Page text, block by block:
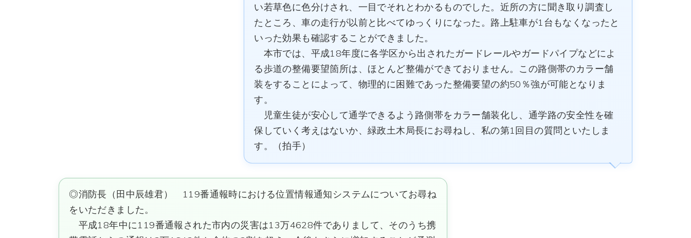
い若草色に色分けされ、一目でそれとわかるものでした。近所の方に聞き取り調査し
たところ、車の走行が以前と比べてゆっくりになった。路上駐車が1台もなくなったと
いった効果も確認することができました。
本市では、平成18年度に各学区から出されたガードレールやガードパイプなどによ
る歩道の整備要望箇所は、ほとんど整備ができておりません。この路側帯のカラー舗
装をすることによって、物理的に困難であった整備要望の約50％強が可能となりま
す。
児童生徒が安心して通学できるよう路側帯をカラー舗装化し、通学路の安全性を確
保していく考えはないか、緑政土木局長にお尋ねし、私の第1回目の質問といたしま
す。（拍手）
◎消防長（田中辰雄君） 119番通報時における位置情報通知システムについてお尋ね
をいただきました。
平成18年中に119番通報された市内の災害は13万4628件でありまして、そのうち携